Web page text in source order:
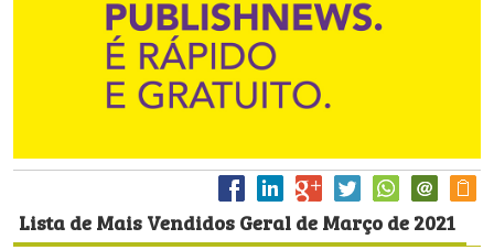
Lista de Mais Vendidos Geral de Março de 2021